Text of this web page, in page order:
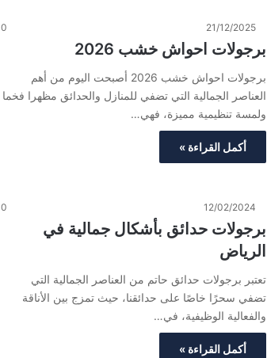
21/12/2025
0
برجولات احواش خشب 2026
برجولات احواش خشب 2026 أصبحت اليوم من أهم
العناصر الجمالية التي تضفي للمنازل والحدائق مظهرا فخما
ولمسة تنظيمية مميزة، فهي…
أكمل القراءة »
12/02/2024
0
برجولات حدائق بأشكال جمالية في
الرياض
تعتبر برجولات حدائق حاتم من العناصر الجمالية التي
تضفي سحرًا خاصًا على حدائقنا، حيث تمزج بين الأناقة
والفعالية الوظيفية، في…
أكمل القراءة »